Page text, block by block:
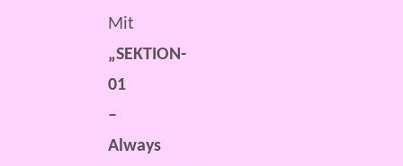
Mit
„SEKTION-
01
–
Always